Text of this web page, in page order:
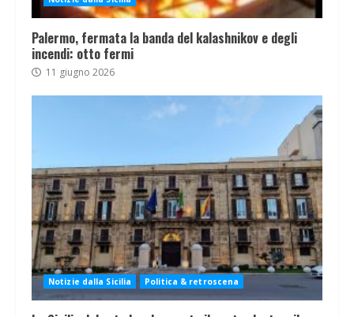
Palermo, fermata la banda del kalashnikov e degli
incendi: otto fermi
11 giugno 2026
Notizie dalla Sicilia Politica & retroscena